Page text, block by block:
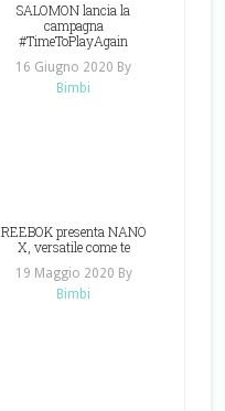
SALOMON lancia la
campagna
#TimeToPlayAgain
16 Giugno 2020 By
Bimbi
REEBOK presenta NANO
X, versatile come te
19 Maggio 2020 By
Bimbi